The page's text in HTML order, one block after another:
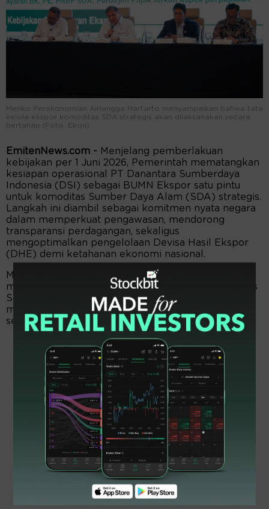
Menko Perekonomian Airlangga Hartarto menyampaikan bahwa tata
kelola ekspor komoditas SDA strategis akan dilaksanakan secara
bertahap.(Foto: Ekon)
EmitenNews.com - Menjelang pemberlakuan
kebijakan per 1 Juni 2026, Pemerintah mematangkan
kesiapan operasional PT Danantara Sumberdaya
Indonesia (DSI) sebagai BUMN Ekspor satu pintu
untuk komoditas Sumber Daya Alam (SDA) strategis.
Langkah ini diambil sebagai komitmen nyata negara
dalam memperkuat pengawasan, mendorong
transparansi perdagangan, sekaligus
mengoptimalkan pengelolaan Devisa Hasil Ekspor
(DHE) demi ketahanan ekonomi nasional.
Menko Perekonomian Airlangga Hartarto
menyampaikan bahwa tata kelola ekspor komoditas
SDA strategis akan dilaksanakan secara bertahap
melalui mekanisme ekspor satu pintu dengan DSI
sebagai BUMN Ekspor.